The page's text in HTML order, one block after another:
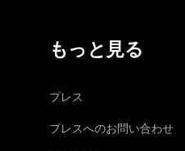
もっと見る
プレス
プレスへのお問い合わせ